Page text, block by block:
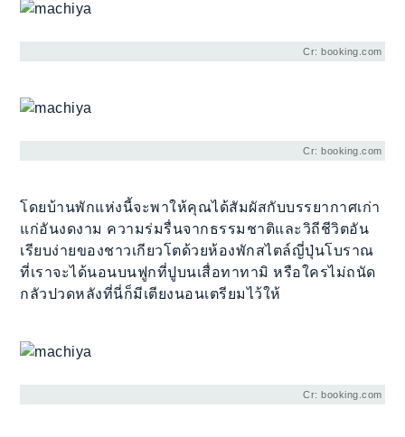
Cr: booking.com
Cr: booking.com
โดยบ้านพักแห่งนี้จะพาให้คุณได้สัมผัสกับบรรยากาศเก่า
แก่อันงดงาม ความร่มรื่นจากธรรมชาติและวิถีชีวิตอัน
เรียบง่ายของชาวเกียวโตด้วยห้องพักสไตล์ญี่ปุ่นโบราณ
ที่เราจะได้นอนบนฟูกที่ปูบนเสื่อทาทามิ หรือใครไม่ถนัด
กลัวปวดหลังที่นี่ก็มีเตียงนอนเตรียมไว้ให้
Cr: booking.com